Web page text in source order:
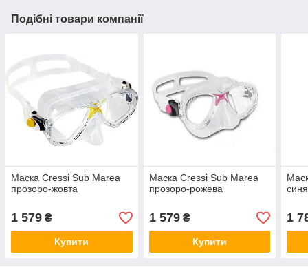
Подібні товари компанії
Маска Cressi Sub Marea
прозоро-жовта
1 579 ₴
Купити
Маска Cressi Sub Marea
прозоро-рожева
1 579₴
Купити
1